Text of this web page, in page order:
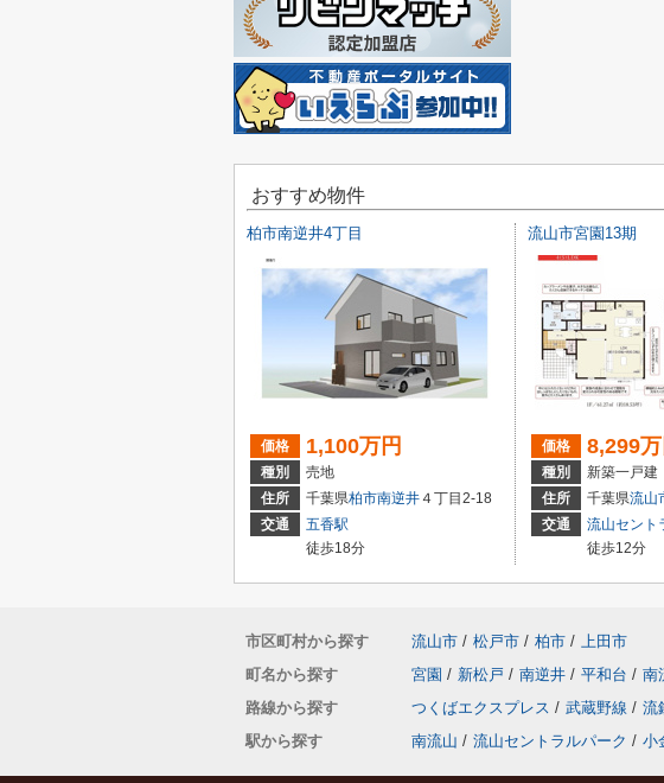
おすすめ物件
柏市南逆井4丁目
価格 1,100万円
種別
売地
住所
千葉県柏市南逆井４丁目2-18
交通
五香駅
徒歩18分
流山市宮園13期
価格 8,299万
種別
新築一戸建
住所
千葉県流山
交通
流山セント
徒歩12分
市区町村から探す 流山市 / 松戸市 / 柏市 / 上田市
町名から探す
宮園 / 新松戸 / 南逆井 / 平和台 / 南
路線から探す
つくばエクスプレス / 武蔵野線 / 流
駅から探す
南流山 / 流山セントラルパーク / 小